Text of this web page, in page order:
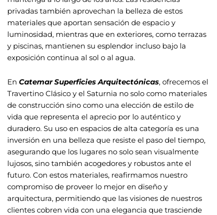
privadas también aprovechan la belleza de estos
materiales que aportan sensación de espacio y
luminosidad, mientras que en exteriores, como terrazas
y piscinas, mantienen su esplendor incluso bajo la
exposición continua al sol o al agua.
En Catemar Superficies Arquitectónicas, ofrecemos el
Travertino Clásico y el Saturnia no solo como materiales
de construcción sino como una elección de estilo de
vida que representa el aprecio por lo auténtico y
duradero. Su uso en espacios de alta categoría es una
inversión en una belleza que resiste el paso del tiempo,
asegurando que los lugares no solo sean visualmente
lujosos, sino también acogedores y robustos ante el
futuro. Con estos materiales, reafirmamos nuestro
compromiso de proveer lo mejor en diseño y
arquitectura, permitiendo que las visiones de nuestros
clientes cobren vida con una elegancia que trasciende